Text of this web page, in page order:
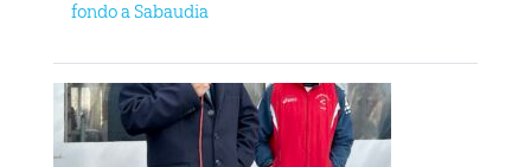
fondo a Sabaudia